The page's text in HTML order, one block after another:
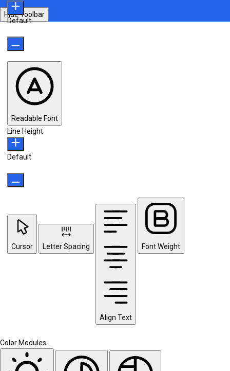
Hide Toolbar
Default
Readable Font
Line Height
Default
Cursor Letter Spacing
Align Text
Font Weight
Color Modules